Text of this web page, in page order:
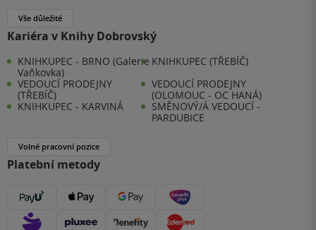
Vše důležité
Kariéra v Knihy Dobrovský
KNIHKUPEC - BRNO (Galerie
Vaňkovka)
KNIHKUPEC (TŘEBÍČ)
VEDOUCÍ PRODEJNY
(TŘEBÍČ)
VEDOUCÍ PRODEJNY
(OLOMOUC - OC HANÁ)
KNIHKUPEC - KARVINÁ
SMĚNOVÝ/Á VEDOUCÍ -
PARDUBICE
Volné pracovní pozice
Platební metody